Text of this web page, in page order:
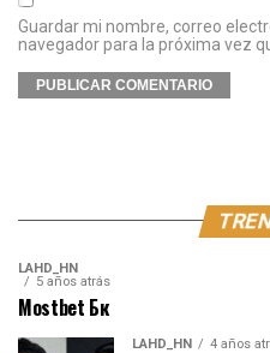
Guardar mi nombre, correo
navegador para la próxima vez
LAHD_HN
5 años atrás
Mostbet Бк
LAHD_HN 4 años